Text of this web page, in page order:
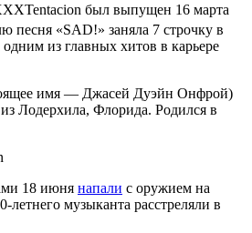
был выпущен 16 марта
песня «SAD!» заняла 7 строчку в
из главных хитов в карьере
имя — Джасей Дуэйн Онфрой)
Лодерхила, Флорида. Родился в
18 июня напали с оружием на
летнего музыканта расстреляли в